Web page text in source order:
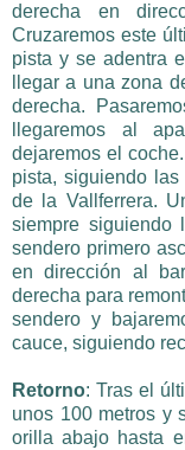
derecha en
Cruzaremos este
pista y se adentra
llegar a una zona
derecha.
llegaremos al
dejaremos el
pista, siguiendo
de la Vallferrera.
siempre siguiendo
sendero primero
en dirección al
derecha para
sendero y
cauce, siguiendo
Retorno: Tras el
unos 100 metros y
orilla abajo hasta